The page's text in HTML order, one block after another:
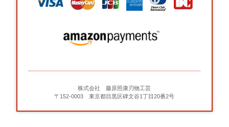
株式会社 藤原照康刃物工芸
〒152-0003 東京都目黒区碑文谷1丁目20番2号